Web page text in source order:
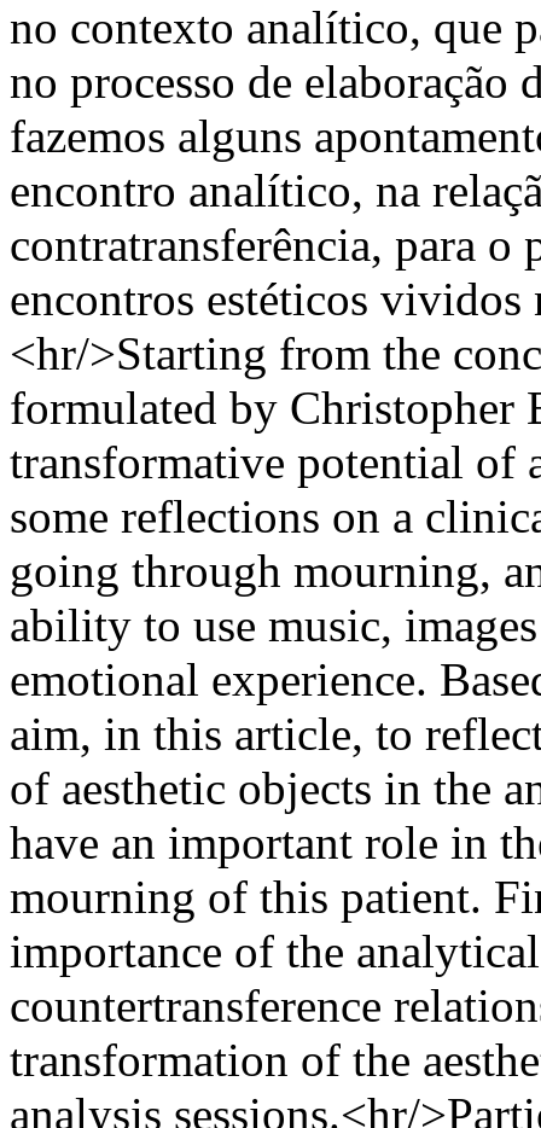
no contexto analítico, que
no processo de
fazemos alguns
encontro analítico, na
contratransferência, para o
encontros estéticos vividos
<hr/>Starting from the
formulated by Christopher
transformative potential of
some reflections on a
going through mourning,
ability to use music,
emotional experience.
aim, in this article, to
of aesthetic objects in the
have an important role in
mourning of this patient.
importance of the
countertransference
transformation of the
analysis sessions.<hr/